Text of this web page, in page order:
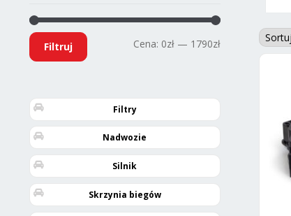
Cena
Cena
Filtruj Cena: 0zł— 1790zł
Filtry
Nadwozie
Silnik
Skrzynia biegów